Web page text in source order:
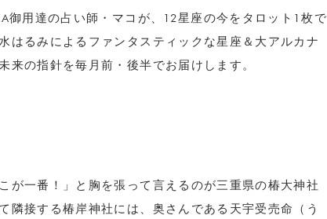
御用達の占い師・マコが、12星座の今をタロット1枚で
はるみによるファンタスティックな星座＆大アルカナ
来の指針を毎月前・後半でお届けします。
が一番！」と胸を張って言えるのが三重県の椿大神社
隣接する椿岸神社には、奥さんである天宇受売命（う